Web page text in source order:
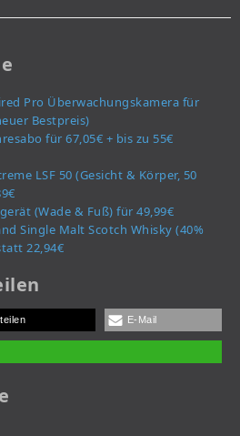
Pro Überwachungskamera für
Bestpreis)
für 67,05€ + bis zu 55€
LSF 50 (Gesicht & Körper, 50
(Wade & Fuß) für 49,99€
Single Malt Scotch Whisky (40%
22,94€
teilen E-Mail